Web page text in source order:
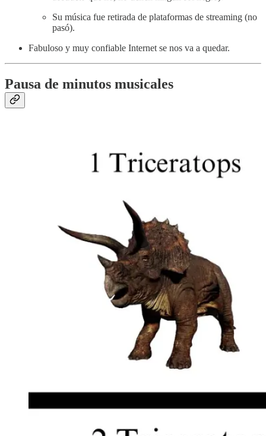
Su música fue retirada de plataformas de streaming (no
pasó).
Fabuloso y muy confiable Internet se nos va a quedar.
Pausa de minutos musicales